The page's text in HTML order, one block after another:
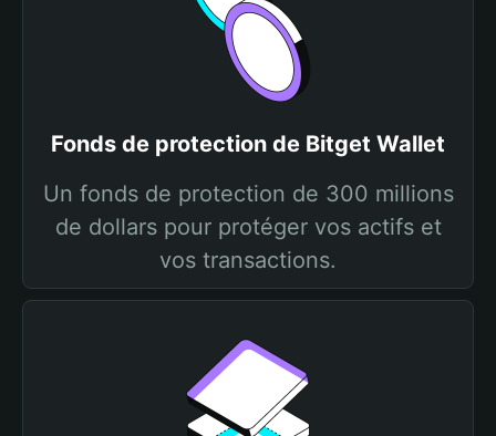
Fonds de protection de Bitget Wallet
Un fonds de protection de 300 millions
de dollars pour protéger vos actifs et
vos transactions.